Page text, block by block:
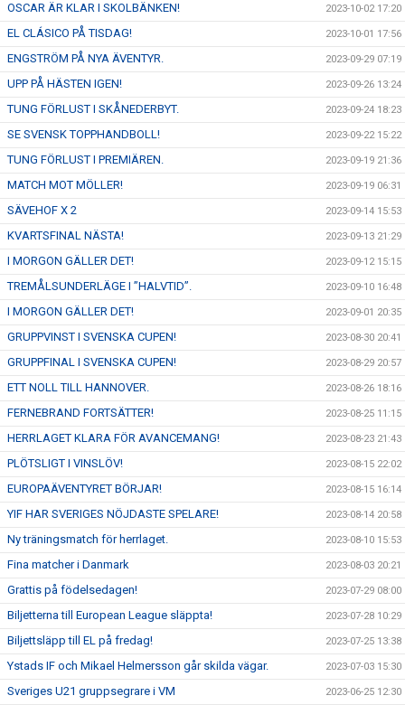
OSCAR ÄR KLAR I SKOLBÄNKEN! 2023-10-02 17:20
EL CLÁSICO PÅ TISDAG! 2023-10-01 17:56
ENGSTRÖM PÅ NYA ÄVENTYR. 2023-09-29 07:19
UPP PÅ HÄSTEN IGEN! 2023-09-26 13:24
TUNG FÖRLUST I SKÅNEDERBYT. 2023-09-24 18:23
SE SVENSK TOPPHANDBOLL! 2023-09-22 15:22
TUNG FÖRLUST I PREMIÄREN. 2023-09-19 21:36
MATCH MOT MÖLLER! 2023-09-19 06:31
SÄVEHOF X 2 2023-09-14 15:53
KVARTSFINAL NÄSTA! 2023-09-13 21:29
I MORGON GÄLLER DET! 2023-09-12 15:15
TREMÅLSUNDERLÄGE I ”HALVTID”. 2023-09-10 16:48
I MORGON GÄLLER DET! 2023-09-01 20:35
GRUPPVINST I SVENSKA CUPEN! 2023-08-30 20:41
GRUPPFINAL I SVENSKA CUPEN! 2023-08-29 20:57
ETT NOLL TILL HANNOVER. 2023-08-26 18:16
FERNEBRAND FORTSÄTTER! 2023-08-25 11:15
HERRLAGET KLARA FÖR AVANCEMANG! 2023-08-23 21:43
PLÖTSLIGT I VINSLÖV! 2023-08-15 22:02
EUROPAÄVENTYRET BÖRJAR! 2023-08-15 16:14
YIF HAR SVERIGES NÖJDASTE SPELARE! 2023-08-14 20:58
Ny träningsmatch för herrlaget. 2023-08-10 15:53
Fina matcher i Danmark 2023-08-03 20:21
Grattis på födelsedagen! 2023-07-29 08:00
Biljetterna till European League släppta! 2023-07-28 10:29
Biljettsläpp till EL på fredag! 2023-07-25 13:38
Ystads IF och Mikael Helmersson går skilda vägar. 2023-07-03 15:30
Sveriges U21 gruppsegrare i VM 2023-06-25 12:30